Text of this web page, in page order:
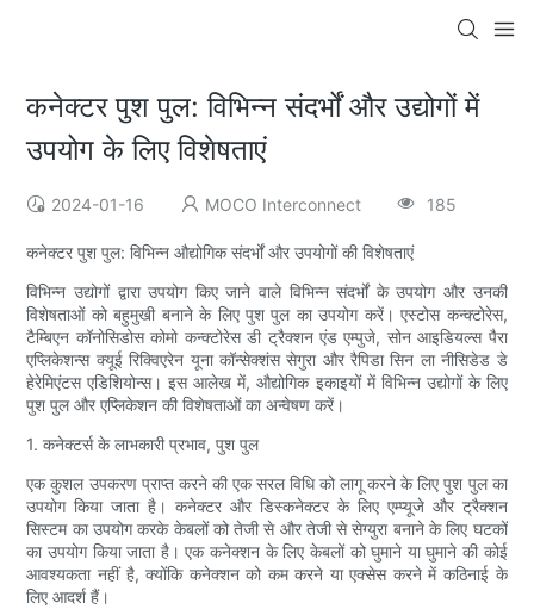
कनेक्टर पुश पुल: विभिन्न संदर्भों और उद्योगों में
उपयोग के लिए विशेषताएं
2024-01-16 MOCO Interconnect 185
कनेक्टर पुश पुल: विभिन्न औद्योगिक संदर्भों और उपयोगों की विशेषताएं
विभिन्न उद्योगों द्वारा उपयोग किए जाने वाले विभिन्न संदर्भों के उपयोग और उनकी
विशेषताओं को बहुमुखी बनाने के लिए पुश पुल का उपयोग करें। एस्टोस कन्क्टोरेस,
टैम्बिएन कॉनोसिडोस कोमो कन्क्टोरेस डी ट्रैक्शन एंड एम्पुजे, सोन आइडियल्स पैरा
एप्लिकेशन्स क्यूई रिक्विएरेन यूना कॉन्सेक्शंस सेगुरा और रैपिडा सिन ला नीसिडेड डे
हेरेमिएंटस एडिशियोन्स। इस आलेख में, औद्योगिक इकाइयों में विभिन्न उद्योगों के लिए
पुश पुल और एप्लिकेशन की विशेषताओं का अन्वेषण करें।
1. कनेक्टर्स के लाभकारी प्रभाव, पुश पुल
एक कुशल उपकरण प्राप्त करने की एक सरल विधि को लागू करने के लिए पुश पुल का
उपयोग किया जाता है। कनेक्टर और डिस्कनेक्टर के लिए एम्प्यूजे और ट्रैक्शन
सिस्टम का उपयोग करके केबलों को तेजी से और तेजी से सेग्युरा बनाने के लिए घटकों
का उपयोग किया जाता है। एक कनेक्शन के लिए केबलों को घुमाने या घुमाने की कोई
आवश्यकता नहीं है, क्योंकि कनेक्शन को कम करने या एक्सेस करने में कठिनाई के
लिए आदर्श हैं।